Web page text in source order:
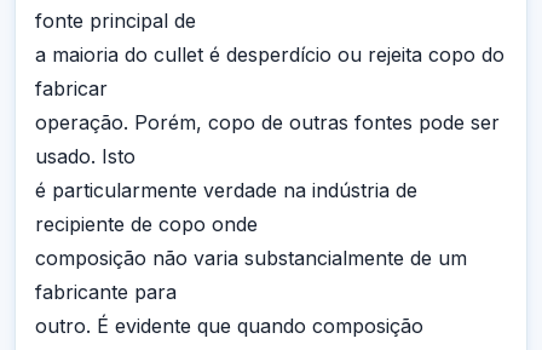
fonte principal de
a maioria do cullet é desperdício ou rejeita copo do
fabricar
operação. Porém, copo de outras fontes pode ser
usado. Isto
é particularmente verdade na indústria de
recipiente de copo onde
composição não varia substancialmente de um
fabricante para
outro. É evidente que quando composição